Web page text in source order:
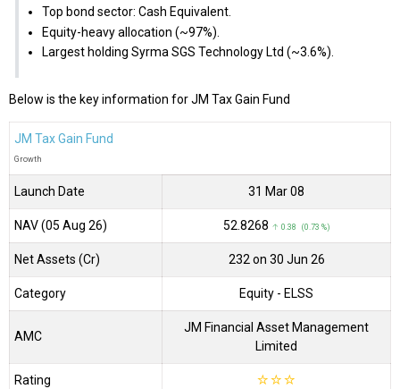
Top bond sector: Cash Equivalent.
Equity-heavy allocation (~97%).
Largest holding Syrma SGS Technology Ltd (~3.6%).
Below is the key information for JM Tax Gain Fund
JM Tax Gain Fund
Growth
Launch Date 31 Mar 08
NAV (05 Aug 26) ₹52.8268 ↑ 0.38 (0.73 %)
Net Assets (Cr) ₹232 on 30 Jun 26
Category Equity - ELSS
AMC
JM Financial Asset Management
Limited
Rating ☆☆☆